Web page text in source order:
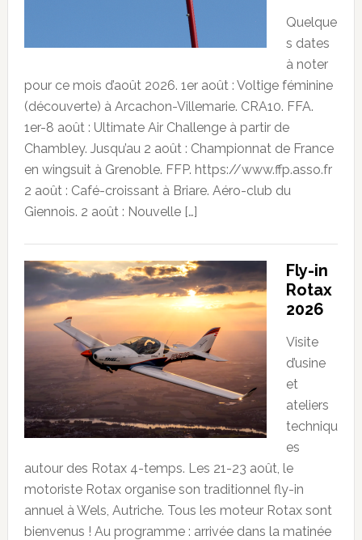
Quelque
s dates
à noter
pour ce mois d’août 2026. 1er août : Voltige féminine
(découverte) à Arcachon-Villemarie. CRA10. FFA.
1er-8 août : Ultimate Air Challenge à partir de
Chambley. Jusqu’au 2 août : Championnat de France
en wingsuit à Grenoble. FFP. https://www.ffp.asso.fr
2 août : Café-croissant à Briare. Aéro-club du
Giennois. 2 août : Nouvelle […]
Fly-in
Rotax
2026
Visite
d’usine
et
ateliers
techniqu
es
autour des Rotax 4-temps. Les 21-23 août, le
motoriste Rotax organise son traditionnel fly-in
annuel à Wels, Autriche. Tous les moteur Rotax sont
bienvenus ! Au programme : arrivée dans la matinée